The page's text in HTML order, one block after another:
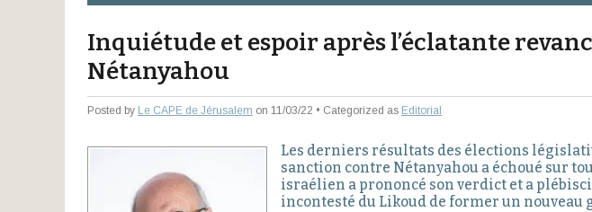
Inquiétude et espoir après l’éclatante
Nétanyahou
Posted by Le CAPE de Jérusalem on 11/03/22 • Categorized as Editorial
Les derniers résultats des élections
sanction contre Nétanyahou a échoué sur
israélien a prononcé son verdict et a
incontesté du Likoud de former un nouveau